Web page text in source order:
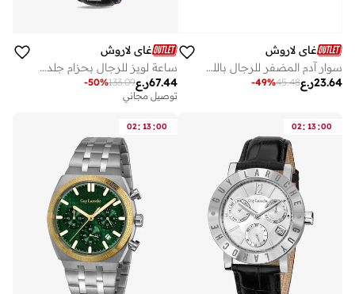
غاي لاروش
سوار آدم المضفر للرجال باللونين الأسود والبني
ر.ع23.64
45.48
-49%
غاي لاروش
ساعة لويز للرجال بحزام جلد طبيعي أسود ٤٠ مم ٥ ضغط جوي
ر.ع67.44
133.09
-50%
توصيل مجاني
على وشك النفاد
02: 13:00
02: 13:00